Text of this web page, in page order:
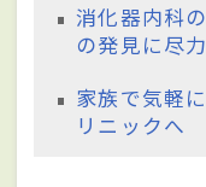
消化器内科
の発見に尽力
家族で気軽
リニックへ